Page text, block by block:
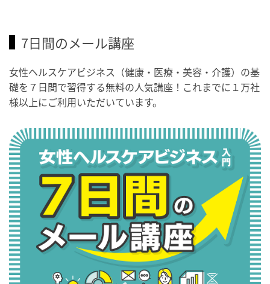
7日間のメール講座
女性ヘルスケアビジネス（健康・医療・美容・介護）の基
礎を７日間で習得する無料の人気講座！これまでに１万社
様以上にご利用いただいています。